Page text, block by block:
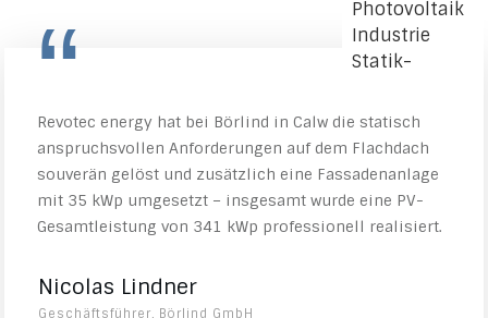
“
Revotec energy hat bei Börlind in Calw die statisch
anspruchsvollen Anforderungen auf dem Flachdach
souverän gelöst und zusätzlich eine Fassadenanlage
mit 35 kWp umgesetzt – insgesamt wurde eine PV-
Gesamtleistung von 341 kWp professionell realisiert.
Nicolas Lindner
Geschäftsführer, Börlind GmbH